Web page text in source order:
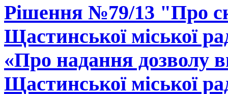
Рішення №79/13 "Про
Щастинської міської
«Про надання дозволу
Щастинської міської